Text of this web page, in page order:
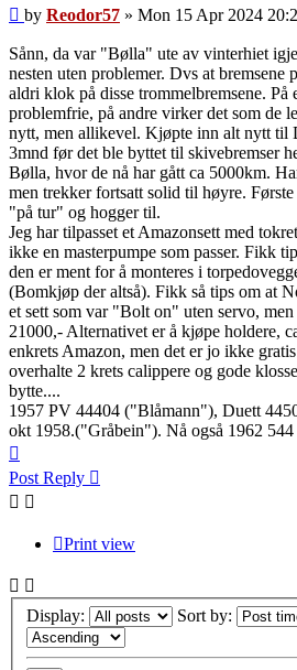
Post
by Reodor57 » Mon 15 Apr 2024
Sånn, da var "Bølla" ute av vinterhiet
nesten uten problemer. Dvs at bremsene
aldri klok på disse trommelbremsene. På
problemfrie, på andre virker det som de
nytt, men allikevel. Kjøpte inn alt nytt til
3mnd før det ble byttet til skivebremser
Bølla, hvor de nå har gått ca 5000km.
men trekker fortsatt solid til høyre.
"på tur" og hogger til.
Jeg har tilpasset et Amazonsett med
ikke en masterpumpe som passer. Fikk
den er ment for å monteres i
(Bomkjøp der altså). Fikk så tips om at
et sett som var "Bolt on" uten servo,
21000,- Alternativet er å kjøpe holdere,
enkrets Amazon, men det er jo ikke
overhalte 2 krets calippere og gode
bytte....
1957 PV 44404 ("Blåmann"), Duett
okt 1958.("Gråbein"). Nå også 1962
Post Reply
Print view
Display: Sort by: